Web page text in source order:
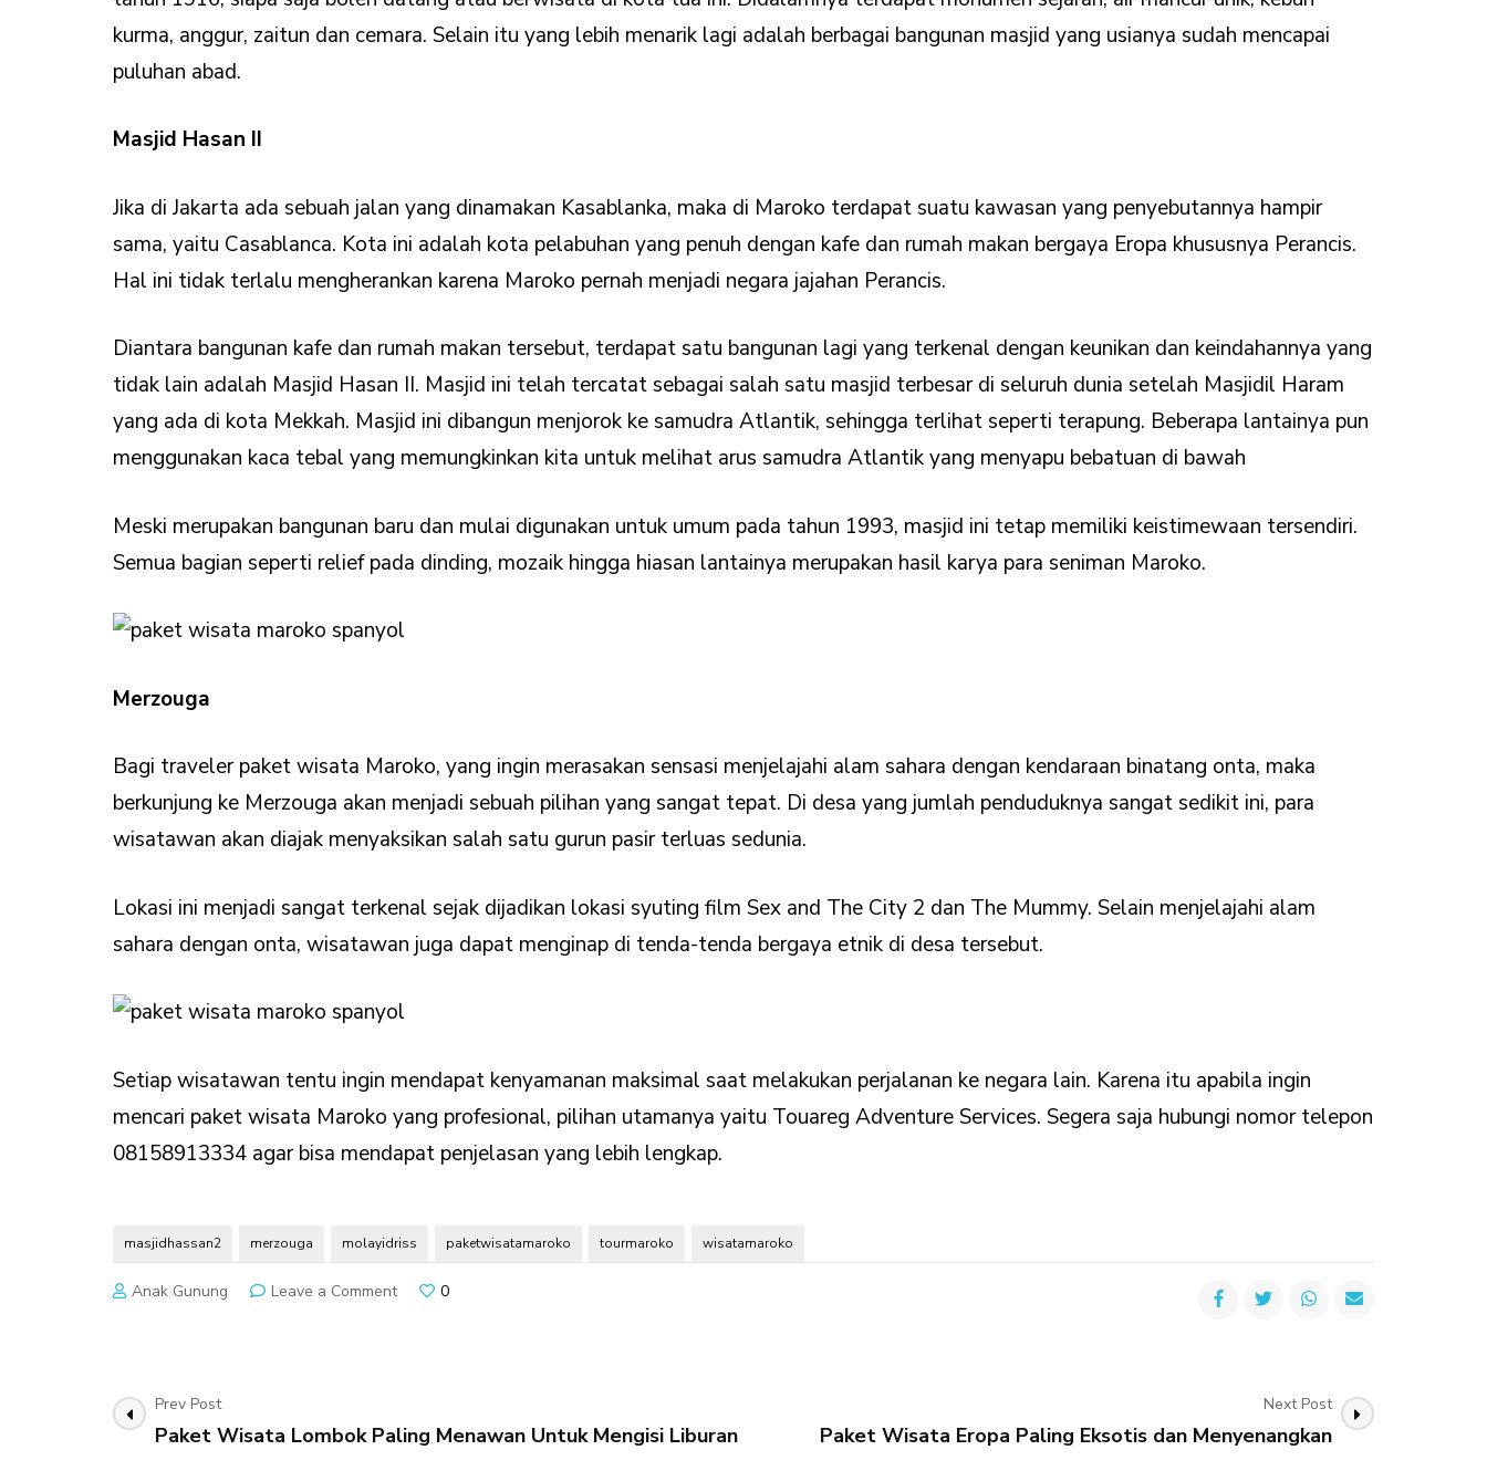
kurma, anggur, zaitun dan cemara. Selain itu yang lebih menarik lagi adalah berbagai bangunan masjid yang usianya sudah mencapai
puluhan abad.
Masjid Hasan II
Jika di Jakarta ada sebuah jalan yang dinamakan Kasablanka, maka di Maroko terdapat suatu kawasan yang penyebutannya hampir
sama, yaitu Casablanca. Kota ini adalah kota pelabuhan yang penuh dengan kafe dan rumah makan bergaya Eropa khususnya Perancis.
Hal ini tidak terlalu mengherankan karena Maroko pernah menjadi negara jajahan Perancis.
Diantara bangunan kafe dan rumah makan tersebut, terdapat satu bangunan lagi yang terkenal dengan keunikan dan keindahannya yang
tidak lain adalah Masjid Hasan II. Masjid ini telah tercatat sebagai salah satu masjid terbesar di seluruh dunia setelah Masjidil Haram
yang ada di kota Mekkah. Masjid ini dibangun menjorok ke samudra Atlantik, sehingga terlihat seperti terapung. Beberapa lantainya pun
menggunakan kaca tebal yang memungkinkan kita untuk melihat arus samudra Atlantik yang menyapu bebatuan di bawah
Meski merupakan bangunan baru dan mulai digunakan untuk umum pada tahun 1993, masjid ini tetap memiliki keistimewaan tersendiri.
Semua bagian seperti relief pada dinding, mozaik hingga hiasan lantainya merupakan hasil karya para seniman Maroko.
Merzouga
Bagi traveler paket wisata Maroko, yang ingin merasakan sensasi menjelajahi alam sahara dengan kendaraan binatang onta, maka
berkunjung ke Merzouga akan menjadi sebuah pilihan yang sangat tepat. Di desa yang jumlah penduduknya sangat sedikit ini, para
wisatawan akan diajak menyaksikan salah satu gurun pasir terluas sedunia.
Lokasi ini menjadi sangat terkenal sejak dijadikan lokasi syuting film Sex and The City 2 dan The Mummy. Selain menjelajahi alam
sahara dengan onta, wisatawan juga dapat menginap di tenda-tenda bergaya etnik di desa tersebut.
Setiap wisatawan tentu ingin mendapat kenyamanan maksimal saat melakukan perjalanan ke negara lain. Karena itu apabila ingin
mencari paket wisata Maroko yang profesional, pilihan utamanya yaitu Touareg Adventure Services. Segera saja hubungi nomor telepon
08158913334 agar bisa mendapat penjelasan yang lebih lengkap.
masjidhassan2 merzouga molayidriss paketwisatamaroko tourmaroko wisatamaroko
Anak Gunung Leave a Commenton
Menarik
0
Post
Navigation
Prev Post
Paket Wisata Lombok Paling Menawan Untuk Mengisi Liburan
Next Post
Paket Wisata Eropa Paling Eksotis dan Menyenangkan